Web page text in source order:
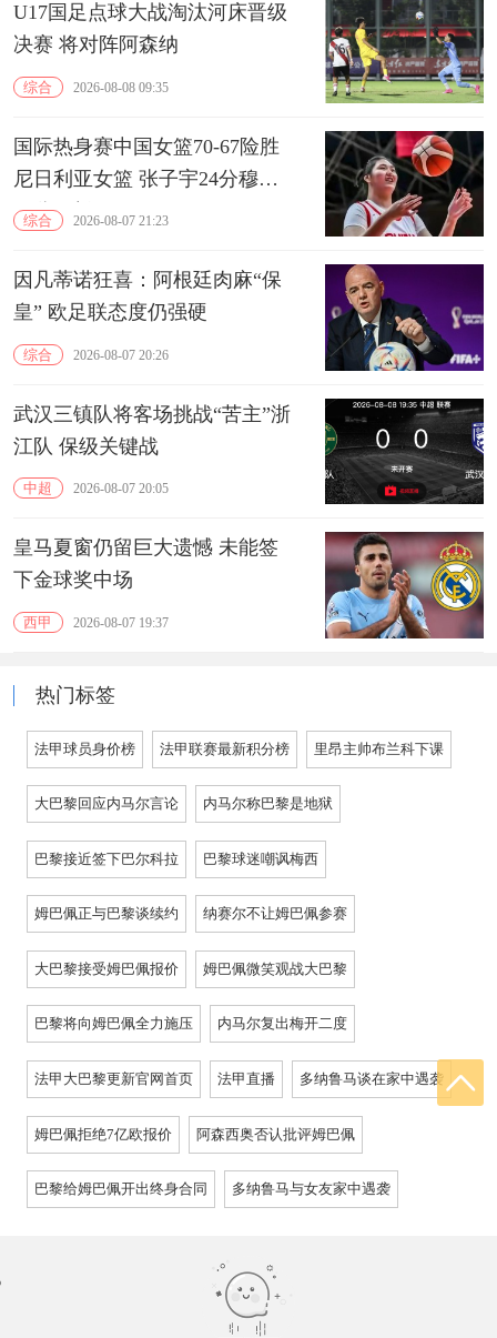
U17国足点球大战淘汰河床晋级
决赛 将对阵阿森纳
综合 2026-08-08 09:35
国际热身赛中国女篮70-67险胜
尼日利亚女篮 张子宇24分穆萨
15分10板
综合 2026-08-07 21:23
因凡蒂诺狂喜：阿根廷肉麻“保
皇” 欧足联态度仍强硬
综合 2026-08-07 20:26
武汉三镇队将客场挑战“苦主”浙
江队 保级关键战
中超 2026-08-07 20:05
皇马夏窗仍留巨大遗憾 未能签
下金球奖中场
西甲 2026-08-07 19:37
热门标签
法甲球员身价榜 法甲联赛最新积分榜 里昂主帅布兰科下课
大巴黎回应内马尔言论 内马尔称巴黎是地狱
巴黎接近签下巴尔科拉 巴黎球迷嘲讽梅西
姆巴佩正与巴黎谈续约 纳赛尔不让姆巴佩参赛
大巴黎接受姆巴佩报价 姆巴佩微笑观战大巴黎
巴黎将向姆巴佩全力施压 内马尔复出梅开二度
法甲大巴黎更新官网首页 法甲直播 多纳鲁马谈在家中遇袭
姆巴佩拒绝7亿欧报价 阿森西奥否认批评姆巴佩
巴黎给姆巴佩开出终身合同 多纳鲁马与女友家中遇袭